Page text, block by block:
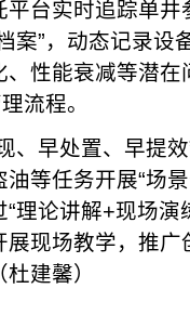
台实时追踪单
案”，动态记录设
性能衰减等潜在
流程。
、早处置、早提
等任务开展“场
理论讲解+现场演
现场教学，推
建馨）